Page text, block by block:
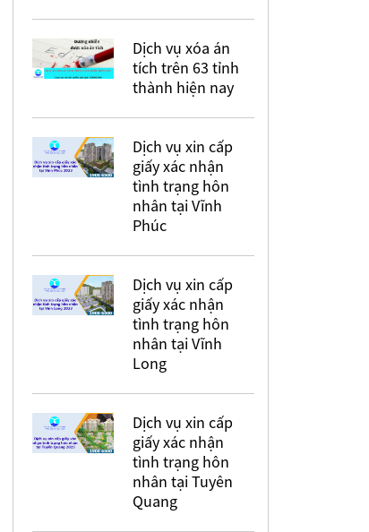
Dịch vụ xóa án
tích trên 63 tỉnh
thành hiện nay
Dịch vụ xin cấp
giấy xác nhận
tình trạng hôn
nhân tại Vĩnh
Phúc
Dịch vụ xin cấp
giấy xác nhận
tình trạng hôn
nhân tại Vĩnh
Long
Dịch vụ xin cấp
giấy xác nhận
tình trạng hôn
nhân tại Tuyên
Quang